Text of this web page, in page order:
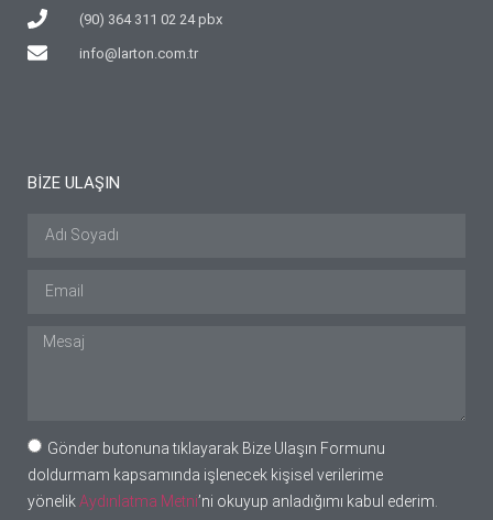
(90) 364 311 02 24 pbx
info@larton.com.tr
BİZE ULAŞIN
Gönder butonuna tıklayarak Bize Ulaşın Formunu
doldurmam kapsamında işlenecek kişisel verilerime
yönelikAydınlatma Metni’ni okuyup anladığımı kabul ederim.